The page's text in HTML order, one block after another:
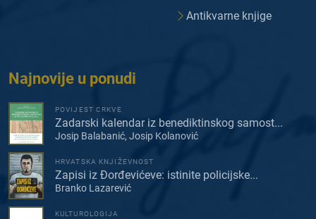
Antikvarne knjige
Najnovije u ponudi
POVIJEST CRKVE
Zadarski kalendar iz benediktinskog samost...
Josip Balabanić, Josip Kolanović
HRVATSKA KNJIŽEVNOST
Zapisi iz Đorđevićeve: istinite policijske...
Branko Lazarević
KULTUROLOGIJA